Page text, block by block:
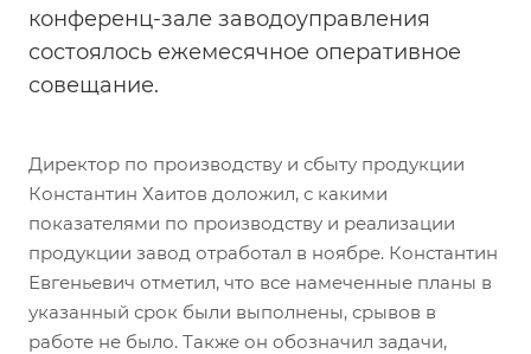
конференц-зале заводоуправления
состоялось ежемесячное оперативное
совещание.
Директор по производству и сбыту продукции
Константин Хаитов доложил, с какими
показателями по производству и реализации
продукции завод отработал в ноябре. Константин
Евгеньевич отметил, что все намеченные планы в
указанный срок были выполнены, срывов в
работе не было. Также он обозначил задачи,